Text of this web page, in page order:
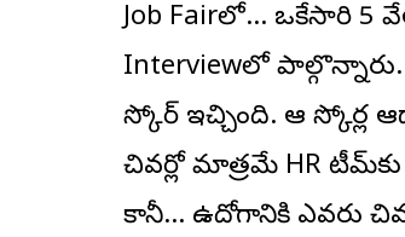
Job Fairలో… ఒకేసారి 5
Interviewలో
స్కోర్ ఇచ్చింది. ఆ స్కోర్ల
చివర్లో మాత్రమే HR
కానీ… ఉద్యోగానికి ఎవరు